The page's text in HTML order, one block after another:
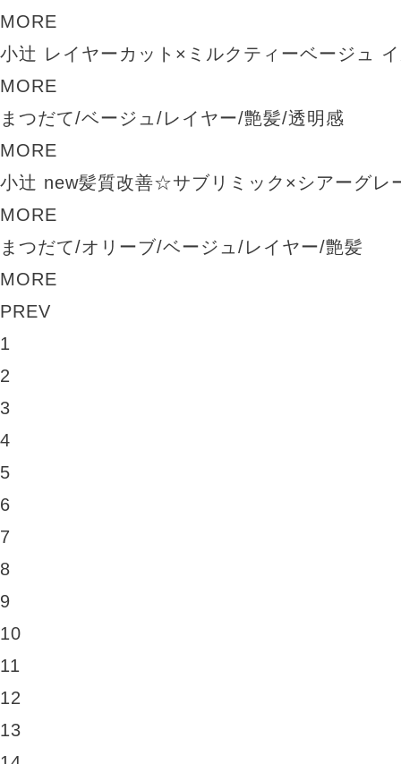
MORE
小辻 レイヤーカット×ミルクティーベージュ
MORE
まつだて/ベージュ/レイヤー/艶髪/透明感
MORE
小辻 new髪質改善☆サブリミック×シアーグレ
MORE
まつだて/オリーブ/ベージュ/レイヤー/艶髪
MORE
PREV
1
2
3
4
5
6
7
8
9
10
11
12
13